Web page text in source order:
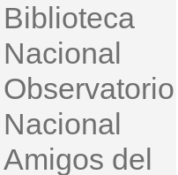
Biblioteca
Nacional
Observatorio
Nacional
Amigos del